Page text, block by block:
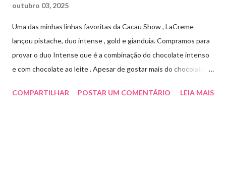
outubro 03, 2025
Uma das minhas linhas favoritas da Cacau Show , LaCreme
lançou pistache, duo intense , gold e gianduia. Compramos para
provar o duo Intense que é a combinação do chocolate intenso
e com chocolate ao leite . Apesar de gostar mais do chocolate
medida certa ( tem sabor e cremosidade ). Preço R$19,99 .
COMPARTILHAR POSTAR UM COMENTÁRIO LEIA MAIS